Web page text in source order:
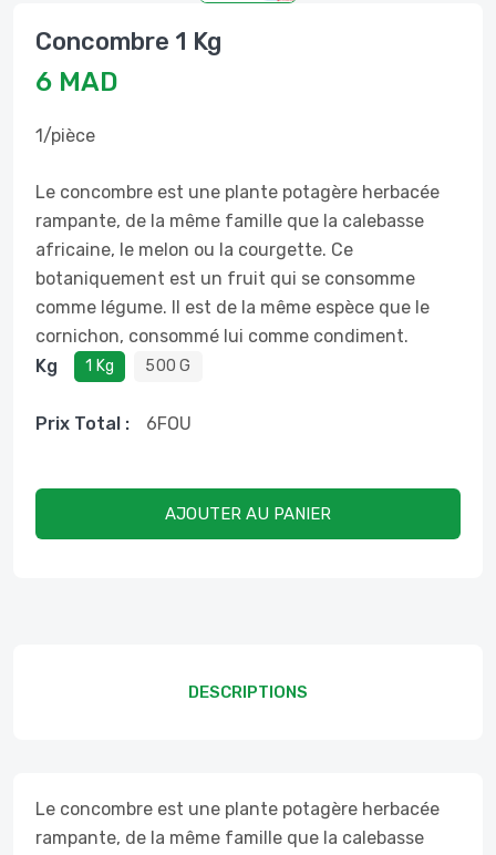
Concombre 1 Kg
6 MAD
1/pièce
Le concombre est une plante potagère herbacée
rampante, de la même famille que la calebasse
africaine, le melon ou la courgette. Ce
botaniquement est un fruit qui se consomme
comme légume. Il est de la même espèce que le
cornichon, consommé lui comme condiment.
Kg
1 Kg 500 G
Prix ​​total : 6FOU
AJOUTER AU PANIER
DESCRIPTIONS
Le concombre est une plante potagère herbacée
rampante, de la même famille que la calebasse